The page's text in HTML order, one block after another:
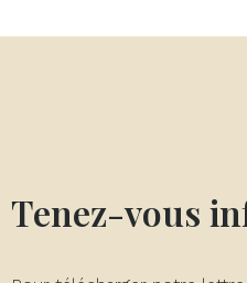
Tenez-vous